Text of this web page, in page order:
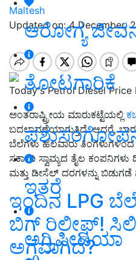
ಆರೋಗ್ಯ
ತೋಟಗಾರಿಕೆ
ಇತರೆ
ಅಗ್ರಿಪೀಡಿಯಾ
Maltesh
Updated on: 4 December,
Todayʼs Petrol Diesel Price
ಅಂತರಾಷ್ಟ್ರೀಯ ಮಾರುಕಟ್ಟೆಯಲ್ಲಿ
ಬದಲಾವಣೆಯಾಗುತ್ತಿದೆ. ಆದರೆ,
ಬೆಲೆಗಳು ಹಲವಾರು ತಿಂಗಳುಗಳಿಂದ
ಸರ್ಕಾರಿ ಸ್ವಾಮ್ಯದ ತೈಲ
ಮತ್ತು ಡೀಸೆಲ್ ದರಗಳನ್ನು
ಇಂದಿನ LPG
ಬಿಗ್ ರಿಲೀಫ್!
ಅಗ್ಗವಾಗಿದೆ?